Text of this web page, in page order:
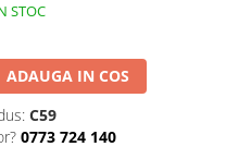
STOC
ADAUGA IN COS
C59
0773 724 140